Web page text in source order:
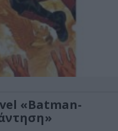
«Batman-